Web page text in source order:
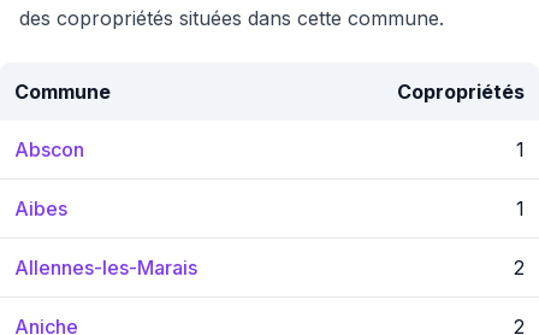
des copropriétés situées dans cette commune.
Commune Copropriétés
Abscon 1
Aibes 1
Allennes-les-Marais 2
Aniche 2